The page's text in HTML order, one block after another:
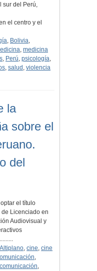
sur del Perú,
el centro y el
, Bolivia,
, medicina
, Perú, psicología,
, salud , violencia
la
sobre el
del
el título
Licenciado en
Audiovisual y
Altiplano,cine,cine
,
,